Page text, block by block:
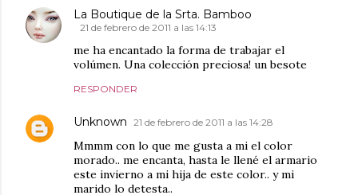
La Boutique de la Srta. Bamboo
21 de febrero de 2011 a las 14:13
me ha encantado la forma de trabajar el
volúmen. Una colección preciosa! un besote
RESPONDER
Unknown 21 de febrero de 2011 a las 14:28
Mmmm con lo que me gusta a mi el color
morado.. me encanta, hasta le llené el armario
este invierno a mi hija de este color.. y mi
marido lo detesta..